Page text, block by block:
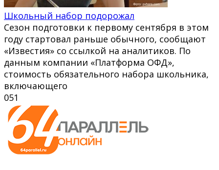
Школьный набор подорожал
Сезон подготовки к первому сентября в этом
году стартовал раньше обычного, сообщают
«Известия» со ссылкой на аналитиков. По
данным компании «Платформа ОФД»,
стоимость обязательного набора школьника,
включающего
051